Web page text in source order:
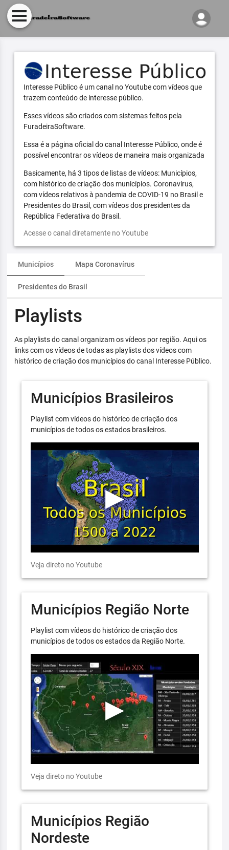
Interesse Público é um canal no Youtube com vídeos que
trazem conteúdo de interesse público.
Esses vídeos são criados com sistemas feitos pela
FuradeiraSoftware.
Essa é a página oficial do canal Interesse Público, onde é
possível encontrar os vídeos de maneira mais organizada
Basicamente, há 3 tipos de listas de vídeos: Municípios,
com histórico de criação dos municípios. Coronavírus,
com vídeos relativos à pandemia de COVID-19 no Brasil e
Presidentes do Brasil, com vídeos dos presidentes da
República Federativa do Brasil.
Acesse o canal diretamente no Youtube
Municípios Mapa Coronavírus
Presidentes do Brasil
Playlists
As playlists do canal organizam os vídeos por região. Aqui os
links com os vídeos de todas as playlists dos vídeos com
histórico de criação dos municípios do canal Interesse Público.
Municípios Brasileiros
Playlist com vídeos do histórico de criação dos
municípios de todos os estados brasileiros.
Veja direto no Youtube
Municípios Região Norte
Playlist com vídeos do histórico de criação dos
municípios de todos os estados da Região Norte.
Veja direto no Youtube
Municípios Região
Nordeste